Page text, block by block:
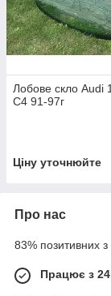
Лобове скло Audi
C4 91-97г
Ціну уточнюйте
Про нас
83% позитивних з
Працює з